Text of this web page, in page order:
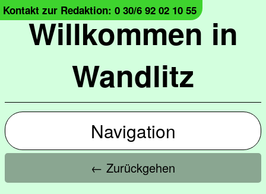
Willkommen in
Wandlitz
Kontakt zur Redaktion: 0 30/6 92 02 10 55
Navigation
← Zurückgehen